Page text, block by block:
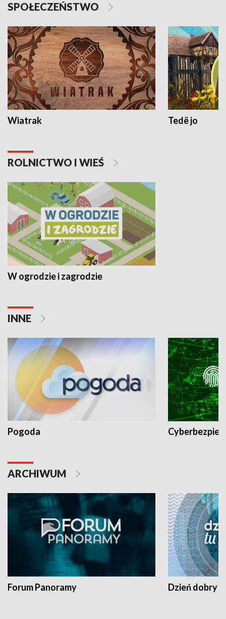
SPOŁECZEŃSTWO
Wiatrak Tedë jo
ROLNICTWO I WIEŚ
W ogrodzie i zagrodzie
INNE
Pogoda
ARCHIWUM
Forum Panoramy Dzień dobry